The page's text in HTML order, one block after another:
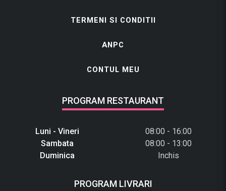
TERMENI SI CONDITII
ANPC
CONTUL MEU
PROGRAM RESTAURANT
Luni - Vineri
08:00 - 16:00
Sambata
08:00 - 13:00
Duminica
Inchis
PROGRAM LIVRARI